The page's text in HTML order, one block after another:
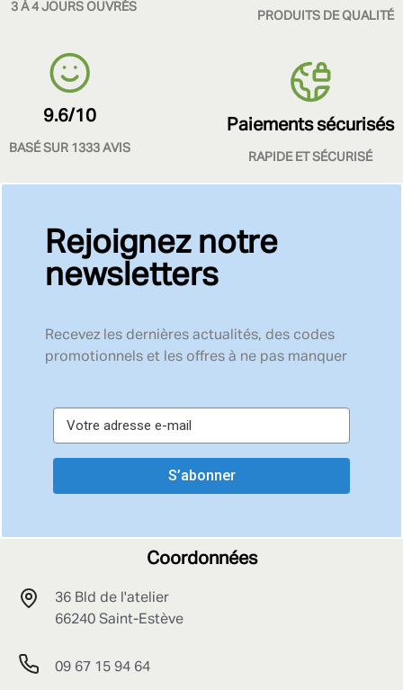
3 À 4 JOURS OUVRÉS
PRODUITS DE QUALITÉ
9.6/10
BASÉ SUR 1333 AVIS
Paiements sécurisés
RAPIDE ET SÉCURISÉ
Rejoignez notre
newsletters
Recevez les dernières actualités, des codes
promotionnels et les offres à ne pas manquer
S’abonner
Coordonnées
36 Bld de l'atelier
66240 Saint-Estève
09 67 15 94 64